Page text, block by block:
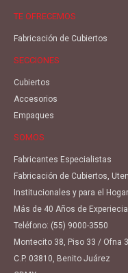
TE OFRECEMOS
Fabricación de Cubiertos
SECCIONES
Cubiertos
Accesorios
Empaques
SOMOS
Fabricantes Especialistas
Fabricación de Cubiertos,
Institucionales y para el Hogar
Más de 40 Años de Experiecia
Teléfono: (55) 9000-3550
Montecito 38, Piso 33 / Ofna
C.P. 03810, Benito Juárez